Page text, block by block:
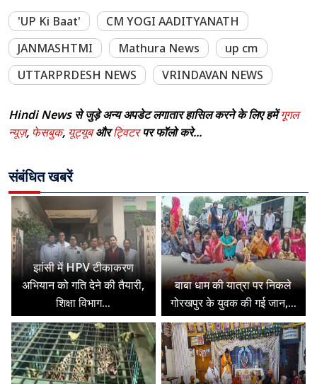
'UP Ki Baat'
CM YOGI AADITYANATH
JANMASHTMI
Mathura News
up cm
UTTARPRDESH NEWS
VRINDAVAN NEWS
Hindi News से जुड़े अन्य अपडेट लगातार हासिल करने के लिए हमेंगूगल
न्यूज़, फेसबुक, यूट्यूबऔरट्विटरपर फॉलो करे...
संबंधित खबरें
झांसी में HPV टीकाकरण
अभियान को गति देने की तैयारी,
शिक्षा विभाग...
बाबा धाम की यात्रा पर निकले
गोरखपुर के युवक की गई जान,...